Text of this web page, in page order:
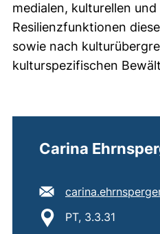
medialen, kulturellen und
Resilienzfunktionen
sowie nach
kulturspezifischen
Carina
E-Mail Adresse:
Standort:
PT, 3.3.31